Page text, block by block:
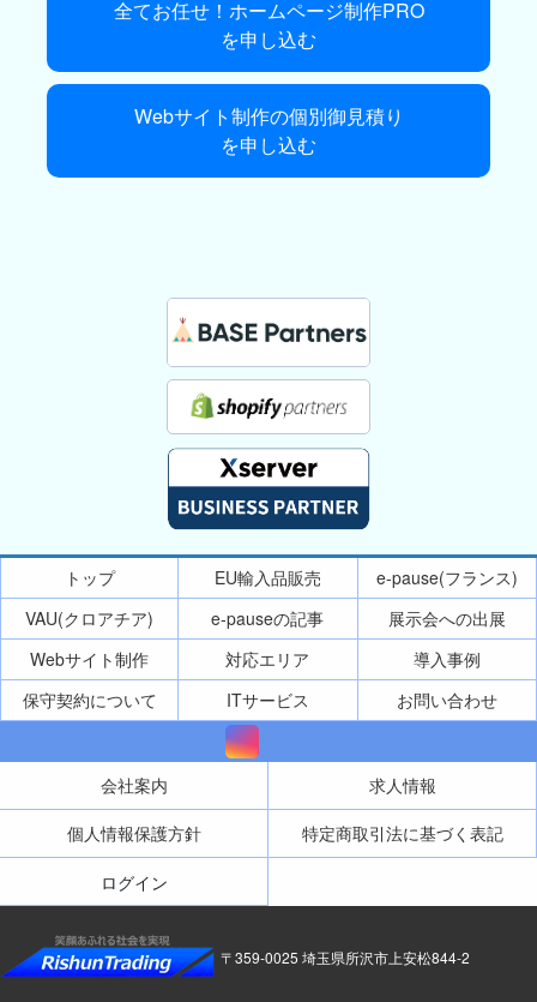
全てお任せ！ホームページ制作PRO
を申し込む
Webサイト制作の個別御見積り
を申し込む
トップ EU輸入品販売
e-pause(フランス)
VAU(クロアチア)
e-pauseの記事
展示会への出展
Webサイト制作
対応エリア
導入事例
保守契約について
ITサービス お問い合わせ
会社案内
求人情報
個人情報保護方針
特定商取引法に基づく表記
ログイン
〒359-0025 埼玉県所沢市上安松844-2